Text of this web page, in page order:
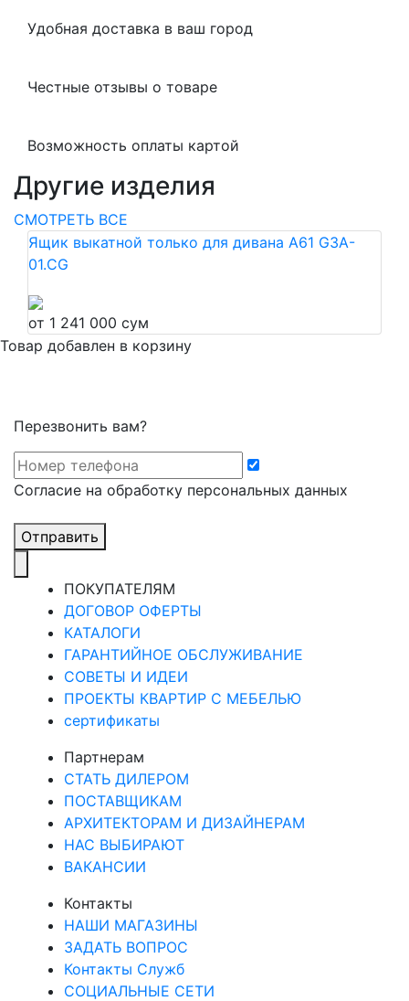
Удобная доставка в ваш город
Честные отзывы о товаре
Возможность оплаты картой
Другие изделия
СМОТРЕТЬ ВСЕ
Ящик выкатной только для дивана A61 G3A-
01.CG
от 1 241 000 сум
Товар добавлен в корзину
Перезвонить вам?
Cогласие на обработку персональных данных
Отправить
ПОКУПАТЕЛЯМ
ДОГОВОР ОФЕРТЫ
КАТАЛОГИ
ГАРАНТИЙНОЕ ОБСЛУЖИВАНИЕ
СОВЕТЫ И ИДЕИ
ПРОЕКТЫ КВАРТИР С МЕБЕЛЬЮ
сертификаты
Партнерам
СТАТЬ ДИЛЕРОМ
ПОСТАВЩИКАМ
АРХИТЕКТОРАМ И ДИЗАЙНЕРАМ
НАС ВЫБИРАЮТ
ВАКАНСИИ
Контакты
НАШИ МАГАЗИНЫ
ЗАДАТЬ ВОПРОС
Контакты Служб
СОЦИАЛЬНЫЕ СЕТИ